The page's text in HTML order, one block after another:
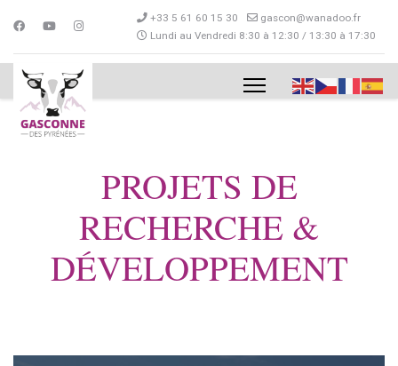
+33 5 61 60 15 30
gascon@wanadoo.fr
Lundi au Vendredi 8:30 à 12:30 / 13:30 à 17:30
PROJETS DE
RECHERCHE &
DÉVELOPPEMENT